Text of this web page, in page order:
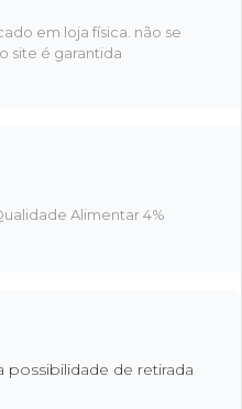
em loja física. não se
site é garantida
Alimentar 4%
de retirada